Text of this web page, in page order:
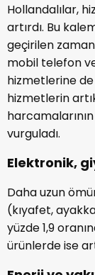
Hollandalılar,
artırdı. Bu
geçirilen
mobil telefon
hizmetlerine de
hizmetlerin
vurguladı.
Elektronik,
Daha uzun
(kıyafet,
yüzde 1,9
ürünlerde ise